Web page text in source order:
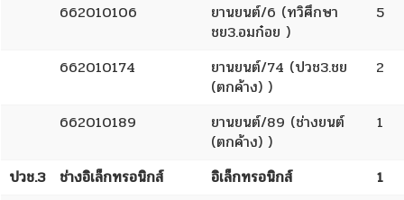
662010106
ยานยนต์/6 (ทวิศึกษา
ชย3.อมก๋อย )
5
662010174
ยานยนต์/74 (ปวช3.ชย
(ตกค้าง) )
2
662010189
ยานยนต์/89 (ช่างยนต์
(ตกค้าง) )
1
ปวช.3 ช่างอิเล็กทรอนิกส์ อิเล็กทรอนิกส์
1